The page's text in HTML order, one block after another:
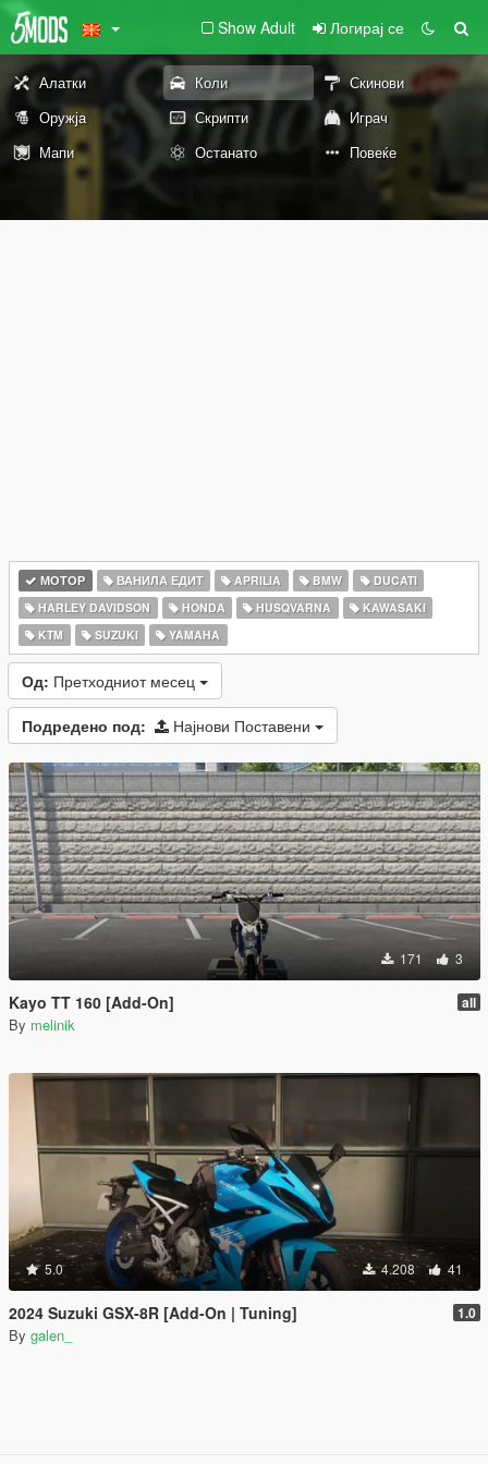
Show Adult Логирај се
Алатки Коли
Скинови
Оружја
Скрипти
Играч
Мапи
Останато Повеќе
МОТОР ВАНИЛА ЕДИТ APRILIA BMW
DUCATI
HARLEY DAVIDSON
HONDA HUSQVARNA
KAWASAKI
KTM
SUZUKI YAMAHA
Од: Претходниот месец
Подредено под: Најнови Поставени
171 3
Kayo TT 160 [Add-On] all
By melinik
5.0 4.208 41
2024 Suzuki GSX-8R [Add-On | Tuning] 1.0
By galen_